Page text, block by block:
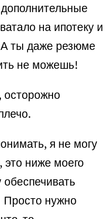
на ипотеку и
ты даже резюме
не можешь!
я не могу
это ниже моего
Просто нужно